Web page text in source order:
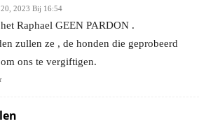
2023 Bij 16:54
Raphael GEEN PARDON .
zullen ze , de honden die geprobeerd
ons te vergiftigen.